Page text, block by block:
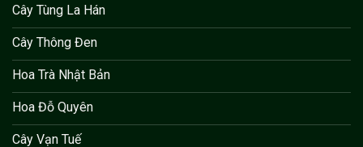
Cây Tùng La Hán
Cây Thông Đen
Hoa Trà Nhật Bản
Hoa Đỗ Quyên
Cây Vạn Tuế